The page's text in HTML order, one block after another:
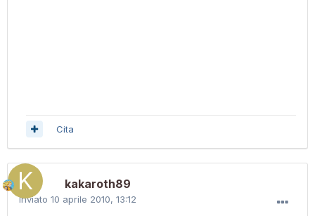
Cita
kakaroth89
Inviato 10 aprile 2010, 13:12